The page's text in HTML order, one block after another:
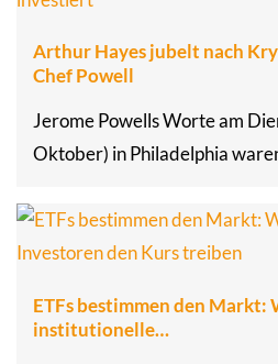
Arthur Hayes jubelt nach
Chef Powell
Jerome Powells Worte am
Oktober) in Philadelphia
ETFs bestimmen den Markt:
institutionelle…